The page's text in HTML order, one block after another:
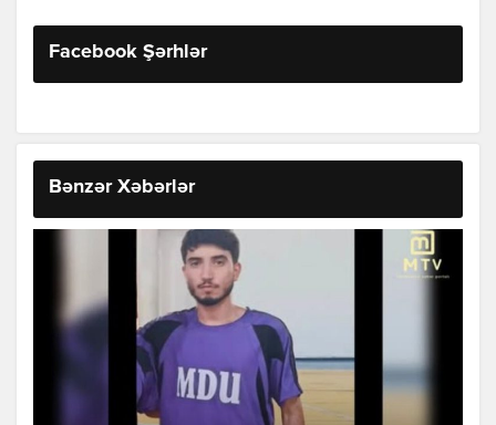
Facebook Şərhlər
Bənzər Xəbərlər